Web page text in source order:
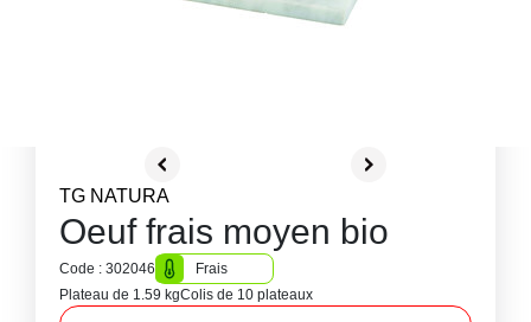
TG NATURA
Oeuf frais moyen bio
Code : 302046
Frais
Plateau de 1.59 kgColis de 10 plateaux